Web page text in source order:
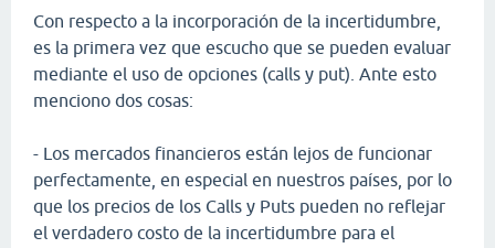
Con respecto a la incorporación de la incertidumbre,
es la primera vez que escucho que se pueden evaluar
mediante el uso de opciones (calls y put). Ante esto
menciono dos cosas:
- Los mercados financieros están lejos de funcionar
perfectamente, en especial en nuestros países, por lo
que los precios de los Calls y Puts pueden no reflejar
el verdadero costo de la incertidumbre para el